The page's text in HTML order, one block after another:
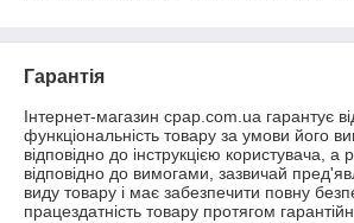
Гарантія
Інтернет-магазин cpap.com.ua гарантує
функціональність товару за умови його
відповідно до інструкцією користувача, а
відповідно до вимогами, зазвичай
виду товару і має забезпечити повну
працездатність товару протягом